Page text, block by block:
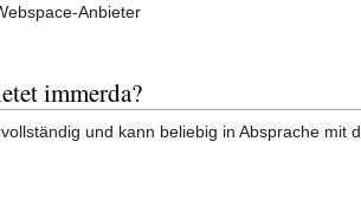
Anbieter
immerda?
und kann beliebig in Absprache mit